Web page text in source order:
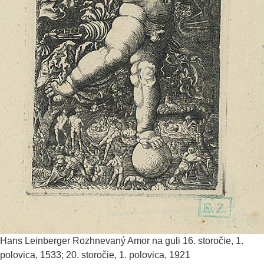
Hans Leinberger Rozhnevaný Amor na guli 16. storočie, 1.
polovica, 1533; 20. storočie, 1. polovica, 1921